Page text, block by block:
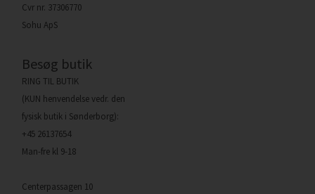
Cvr nr. 37306770
Sohu ApS
Besøg butik
RING TIL BUTIK
(KUN henvendelse vedr. den
fysisk butik i Sønderborg):
+45 26137654
Man-fre kl 9-18
Centerpassagen 10